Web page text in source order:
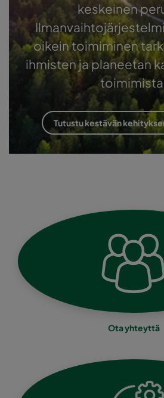
keskeinen
oikein toimiminen
ihmisten ja planeetan
Tutustu kestävän
Ota yhteyttä